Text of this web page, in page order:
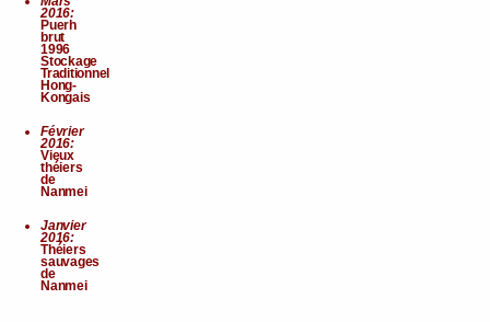
2016:
Puerh
brut
1996
Stockage
Traditionnel
Hong-
Kongais
Février
2016:
Vieux
théiers
de
Nanmei
Janvier
2016:
Théiers
sauvages
de
Nanmei